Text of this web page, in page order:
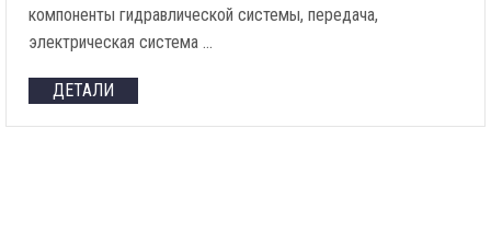
компоненты гидравлической системы, передача,
электрическая система …
ДЕТАЛИ